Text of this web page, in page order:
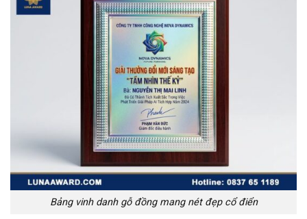
Bảng vinh danh gỗ đồng mang nét đẹp cổ điển